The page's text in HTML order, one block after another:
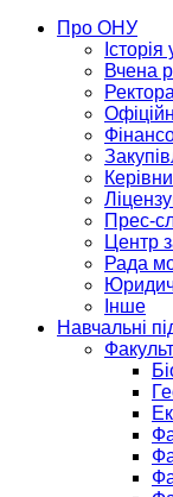
Про ОНУ
Вчена
Прес-
Центр
Рада
Інше
Навчальні